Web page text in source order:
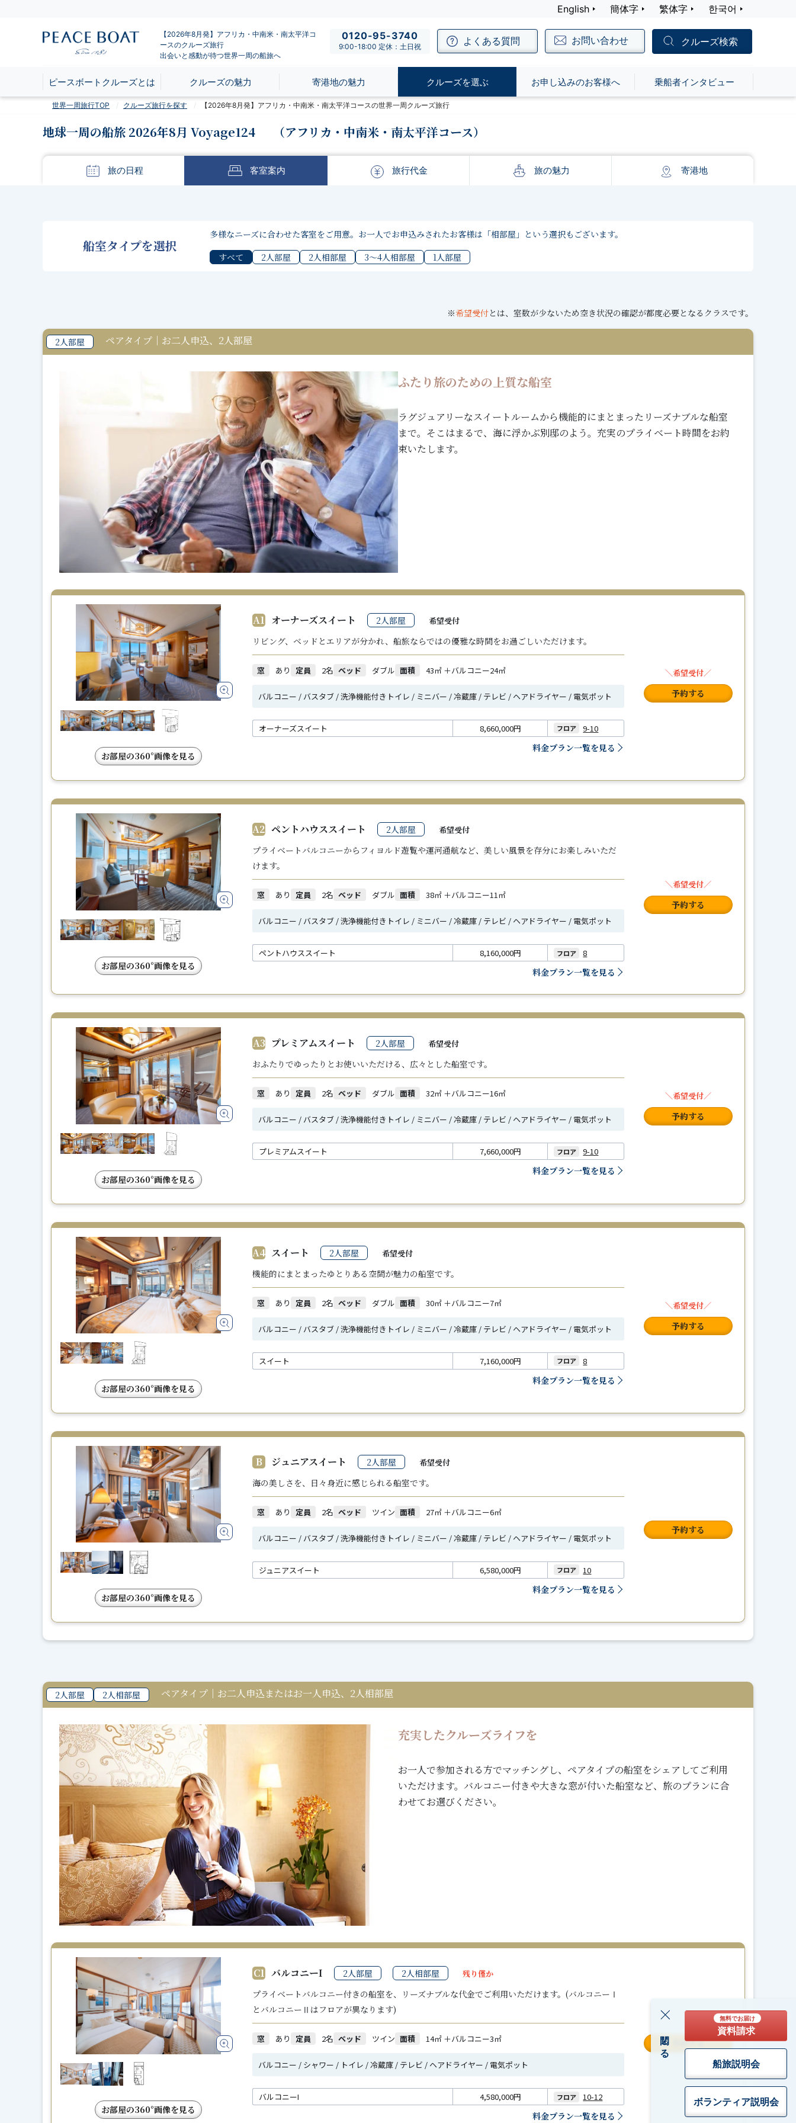
English 簡体字 繁体字 한국어
【2026年8月発】アフリカ・中南米・南太平洋コ
ースのクルーズ旅行
出会いと感動が待つ世界一周の船旅へ
0120-95-3740
9:00-18:00 定休：土日祝 よくある質問 お問い合わせ クルーズ検索
ピースボートクルーズとは クルーズの魅力 寄港地の魅力 クルーズを選ぶ お申し込みのお客様へ 乗船者インタビュー
閉じる
無料でお届け
資料請求
船旅説明会
ボランティア説明会
世界一周旅行TOP クルーズ旅行を探す 【2026年8月発】アフリカ・中南米・南太平洋コースの世界一周クルーズ旅行
地球一周の船旅 2026年8月 Voyage124 （アフリカ・中南米・南太平洋コース）
旅の日程 客室案内 旅行代金 旅の魅力 寄港地
船室タイプを選択
多様なニーズに合わせた客室をご用意。お一人でお申込みされたお客様は「相部屋」という選択もございます。
すべて
2人部屋 2人相部屋 3〜4人相部屋 1人部屋
※希望受付とは、室数が少ないため空き状況の確認が都度必要となるクラスです。
2人部屋 ペアタイプ｜お二人申込、2人部屋
ふたり旅のための上質な船室
ラグジュアリーなスイートルームから機能的にまとまったリーズナブルな船室
まで。そこはまるで、海に浮かぶ別邸のよう。充実のプライベート時間をお約
束いたします。
お部屋の360°画像を見る
A1 オーナーズスイート 2人部屋 希望受付
リビング、ベッドとエリアが分かれ、船旅ならではの優雅な時間をお過ごしいただけます。
窓 あり 定員 2名 ベッド ダブル 面積 43㎡ ＋バルコニー24㎡
バルコニー / バスタブ / 洗浄機能付きトイレ / ミニバー / 冷蔵庫 / テレビ / ヘアドライヤー / 電気ポット
オーナーズスイート 8,660,000円 フロア 9-10
料金プラン一覧を見る
＼希望受付／
予約する
お部屋の360°画像を見る
A2 ペントハウススイート 2人部屋 希望受付
プライベートバルコニーからフィヨルド遊覧や運河通航など、美しい風景を存分にお楽しみいただ
けます。
窓 あり 定員 2名 ベッド ダブル 面積 38㎡ ＋バルコニー11㎡
バルコニー / バスタブ / 洗浄機能付きトイレ / ミニバー / 冷蔵庫 / テレビ / ヘアドライヤー / 電気ポット
ペントハウススイート 8,160,000円 フロア 8
料金プラン一覧を見る
＼希望受付／
予約する
お部屋の360°画像を見る
A3 プレミアムスイート 2人部屋 希望受付
おふたりでゆったりとお使いいただける、広々とした船室です。
窓 あり 定員 2名 ベッド ダブル 面積 32㎡ ＋バルコニー16㎡
バルコニー / バスタブ / 洗浄機能付きトイレ / ミニバー / 冷蔵庫 / テレビ / ヘアドライヤー / 電気ポット
プレミアムスイート 7,660,000円 フロア 9-10
料金プラン一覧を見る
＼希望受付／
予約する
お部屋の360°画像を見る
A4 スイート 2人部屋 希望受付
機能的にまとまったゆとりある空間が魅力の船室です。
窓 あり 定員 2名 ベッド ダブル 面積 30㎡ ＋バルコニー7㎡
バルコニー / バスタブ / 洗浄機能付きトイレ / ミニバー / 冷蔵庫 / テレビ / ヘアドライヤー / 電気ポット
スイート 7,160,000円 フロア 8
料金プラン一覧を見る
＼希望受付／
予約する
お部屋の360°画像を見る
B ジュニアスイート 2人部屋 希望受付
海の美しさを、日々身近に感じられる船室です。
窓 あり 定員 2名 ベッド ツイン 面積 27㎡ ＋バルコニー6㎡
バルコニー / バスタブ / 洗浄機能付きトイレ / ミニバー / 冷蔵庫 / テレビ / ヘアドライヤー / 電気ポット
ジュニアスイート 6,580,000円 フロア 10
料金プラン一覧を見る
予約する
2人部屋 2人相部屋 ペアタイプ｜お二人申込またはお一人申込、2人相部屋
充実したクルーズライフを
お一人で参加される方でマッチングし、ペアタイプの船室をシェアしてご利用
いただけます。バルコニー付きや大きな窓が付いた船室など、旅のプランに合
わせてお選びください。
お部屋の360°画像を見る
C1 バルコニーI 2人部屋 2人相部屋 残り僅か
プライベートバルコニー付きの船室を、リーズナブルな代金でご利用いただけます。(バルコニーⅠ
とバルコニーⅡはフロアが異なります)
窓 あり 定員 2名 ベッド ツイン 面積 14㎡ ＋バルコニー3㎡
バルコニー / シャワー / トイレ / 冷蔵庫 / テレビ / ヘアドライヤー / 電気ポット
バルコニーI 4,580,000円 フロア 10-12
料金プラン一覧を見る
予約する